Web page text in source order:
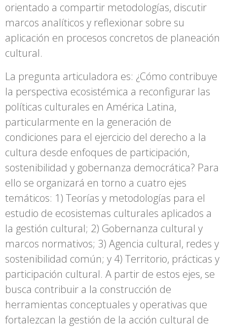
orientado a compartir metodologías, discutir
marcos analíticos y reflexionar sobre su
aplicación en procesos concretos de planeación
cultural.
La pregunta articuladora es: ¿Cómo contribuye
la perspectiva ecosistémica a reconfigurar las
políticas culturales en América Latina,
particularmente en la generación de
condiciones para el ejercicio del derecho a la
cultura desde enfoques de participación,
sostenibilidad y gobernanza democrática? Para
ello se organizará en torno a cuatro ejes
temáticos: 1) Teorías y metodologías para el
estudio de ecosistemas culturales aplicados a
la gestión cultural; 2) Gobernanza cultural y
marcos normativos; 3) Agencia cultural, redes y
sostenibilidad común; y 4) Territorio, prácticas y
participación cultural. A partir de estos ejes, se
busca contribuir a la construcción de
herramientas conceptuales y operativas que
fortalezcan la gestión de la acción cultural de